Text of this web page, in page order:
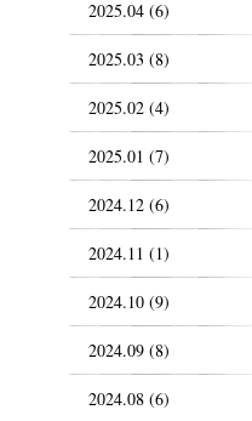
2025.04 (6)
2025.03 (8)
2025.02 (4)
2025.01 (7)
2024.12 (6)
2024.11 (1)
2024.10 (9)
2024.09 (8)
2024.08 (6)